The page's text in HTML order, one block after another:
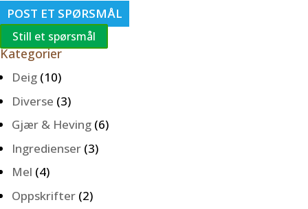
POST ET SPØRSMÅL
Still et spørsmål
Kategorier
Deig (10)
Diverse (3)
Gjær & Heving (6)
Ingredienser (3)
Mel (4)
Oppskrifter (2)